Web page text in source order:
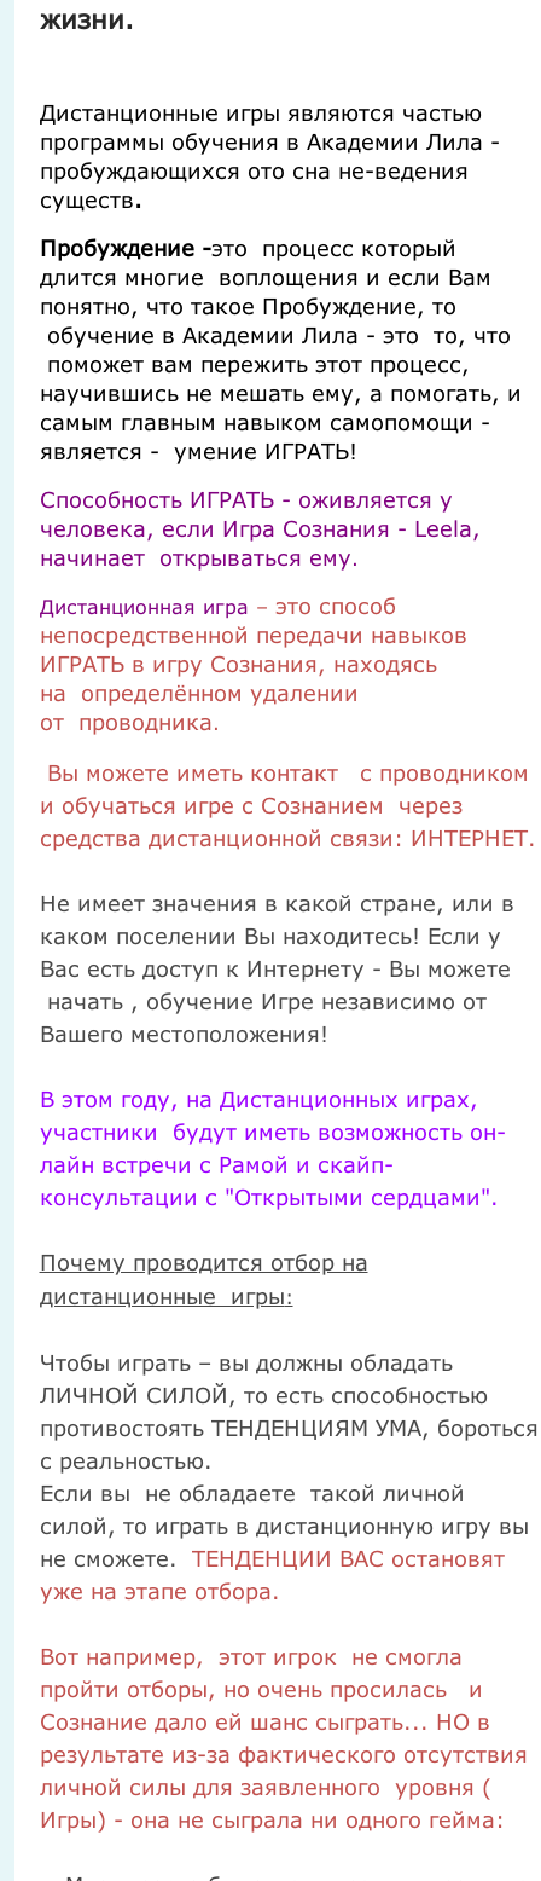
жизни.
Дистанционные игры являются частью
программы обучения в Академии Лила -
пробуждающихся ото сна не-ведения
существ.
Пробуждение -это процесс который
длится многие воплощения и если Вам
понятно, что такое Пробуждение, то
обучение в Академии Лила - это то, что
поможет вам пережить этот процесс,
научившись не мешать ему, а помогать, и
самым главным навыком самопомощи -
является - умение ИГРАТЬ!
Способность ИГРАТЬ - оживляется у
человека, если Игра Сознания - Leela,
начинает открываться ему.
Дистанционная игра – это способ
непосредственной передачи навыков
ИГРАТЬ в игру Сознания, находясь
на
определённом удалении
от
проводника.
Вы можете иметь контакт
с проводником
и обучаться игре с Cознанием
через
средства дистанционной связи: ИНТЕРНЕТ.
Не имеет значения в какой стране, или в
каком поселении Вы находитесь! Если у
Вас есть доступ к Интернету - Вы можете
начать , обучение Игре независимо от
Вашего местоположения!
В этом году, на Дистанционных играх,
участники будут иметь возможность он-
лайн встречи с Рамой и скайп-
консультации с "Открытыми сердцами".
Почему проводится отбор на
дистанционные игры:
Чтобы играть – вы должны обладать
ЛИЧНОЙ СИЛОЙ, то есть способностью
противостоять ТЕНДЕНЦИЯМ УМА, бороться
с реальностью.
Если вы
не обладаете такой личной
силой, то играть в дистанционную игру вы
не сможете.
ТЕНДЕНЦИИ ВАС остановят
уже на этапе отбора.
Вот например, этот игрок не смогла
пройти отборы, но очень просилась и
Сознание дало ей шанс сыграть... НО в
результате из-за фактического отсутствия
личной силы для заявленного уровня (
Игры) - она не сыграла ни одного гейма: